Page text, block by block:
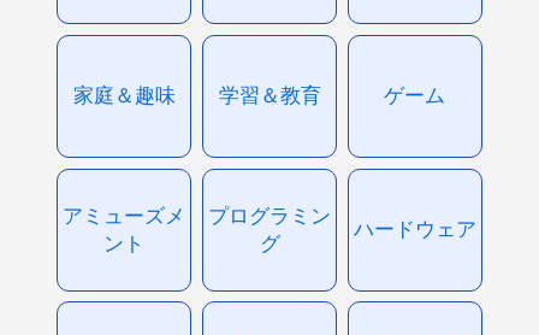
家庭＆趣味 学習＆教育 ゲーム
アミューズメ
ント
プログラミン
グ
ハードウェア